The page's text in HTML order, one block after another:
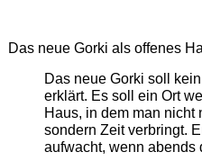
Das neue Gorki als offenes
Das neue Gorki soll
erklärt. Es soll ein Ort
Haus, in dem man nicht
sondern Zeit verbringt.
aufwacht, wenn abends